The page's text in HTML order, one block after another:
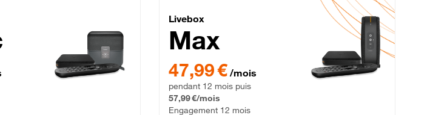
Fibre
12 mois puis 42,99 € par mois, Engagement 12 mois
Livebox Max Fibre
Livebox
Max
47,99 € par mois pendant 12 mois puis 57,99 € par mois,
47,99 € /mois
pendant 12 mois puis
57,99 €/mois
Engagement 12 mois